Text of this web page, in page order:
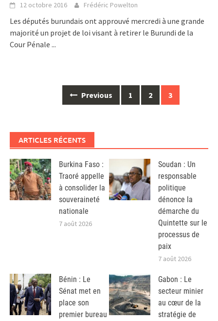
12 octobre 2016 Frédéric Powelton
Les députés burundais ont approuvé mercredi à une grande
majorité un projet de loi visant à retirer le Burundi de la
Cour Pénale ...
Previous 1 2 3
ARTICLES RÉCENTS
Burkina Faso :
Traoré appelle
à consolider la
souveraineté
nationale
7 août 2026
Soudan : Un
responsable
politique
dénonce la
démarche du
Quintette sur le
processus de
paix
7 août 2026
Bénin : Le
Sénat met en
place son
premier bureau
Gabon : Le
secteur minier
au cœur de la
stratégie de